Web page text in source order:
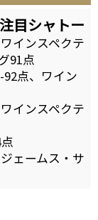
目シャトー
インスペクテ
91点
点、ワイン
インスペクテ
ェームス・サ